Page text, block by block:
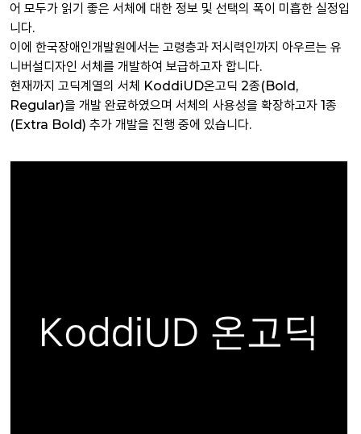
어 모두가 읽기 좋은 서체에 대한 정보 및 선택의 폭이 미흡한 실정입
니다.
이에 한국장애인개발원에서는 고령층과 저시력인까지 아우르는 유
니버설디자인 서체를 개발하여 보급하고자 합니다.
현재까지 고딕계열의 서체 KoddiUD온고딕 2종(Bold,
Regular)을 개발 완료하였으며 서체의 사용성을 확장하고자 1종
(Extra Bold) 추가 개발을 진행 중에 있습니다.